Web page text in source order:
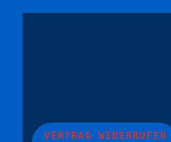
VERTRAG WIDERRUFEN